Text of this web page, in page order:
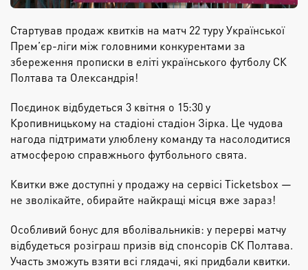
Стартував продаж квитків на матч 22 туру Української
Прем’єр-ліги між головними конкурентами за
збереження прописки в еліті українського футболу СК
Полтава та Олександрія!
Поєдинок відбудеться 3 квітня о 15:30 у
Кропивницькому на стадіоні стадіон Зірка. Це чудова
нагода підтримати улюблену команду та насолодитися
атмосферою справжнього футбольного свята.
Квитки вже доступні у продажу на сервісі Ticketsbox —
не зволікайте, обирайте найкращі місця вже зараз!
Особливий бонус для вболівальників: у перерві матчу
відбудеться розіграш призів від спонсорів СК Полтава.
Участь зможуть взяти всі глядачі, які придбали квитки.